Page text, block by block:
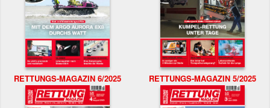
RETTUNGS-MAGAZIN 6/2025 RETTUNGS-MAGAZIN 5/2025